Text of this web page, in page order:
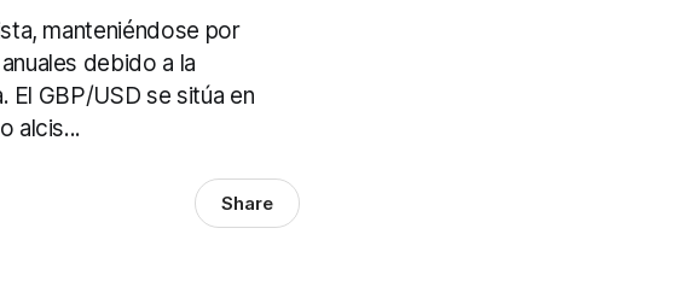
manteniéndose por
debido a la
El GBP/USD se sitúa en
alcis...
Share